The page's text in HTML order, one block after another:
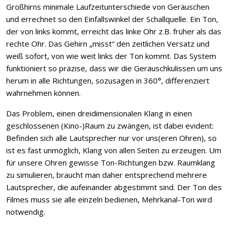
Großhirns minimale Laufzeitunterschiede von Geräuschen
und errechnet so den Einfallswinkel der Schallquelle. Ein Ton,
der von links kommt, erreicht das linke Ohr z.B. früher als das
rechte Ohr. Das Gehirn „misst“ den zeitlichen Versatz und
weiß sofort, von wie weit links der Ton kommt. Das System
funktioniert so präzise, dass wir die Geräuschkulissen um uns
herum in alle Richtungen, sozusagen in 360°, differenziert
wahrnehmen können.
Das Problem, einen dreidimensionalen Klang in einen
geschlossenen (Kino-)Raum zu zwängen, ist dabei evident:
Befinden sich alle Lautsprecher nur vor uns(eren Ohren), so
ist es fast unmöglich, Klang von allen Seiten zu erzeugen. Um
für unsere Ohren gewisse Ton-Richtungen bzw. Raumklang
zu simulieren, braucht man daher entsprechend mehrere
Lautsprecher, die aufeinander abgestimmt sind. Der Ton des
Filmes muss sie alle einzeln bedienen, Mehrkanal-Ton wird
notwendig.